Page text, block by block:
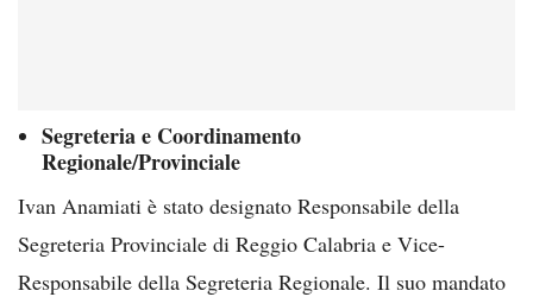
Segreteria e Coordinamento
Regionale/Provinciale
Ivan Anamiati è stato designato Responsabile della
Segreteria Provinciale di Reggio Calabria e Vice-
Responsabile della Segreteria Regionale. Il suo mandato